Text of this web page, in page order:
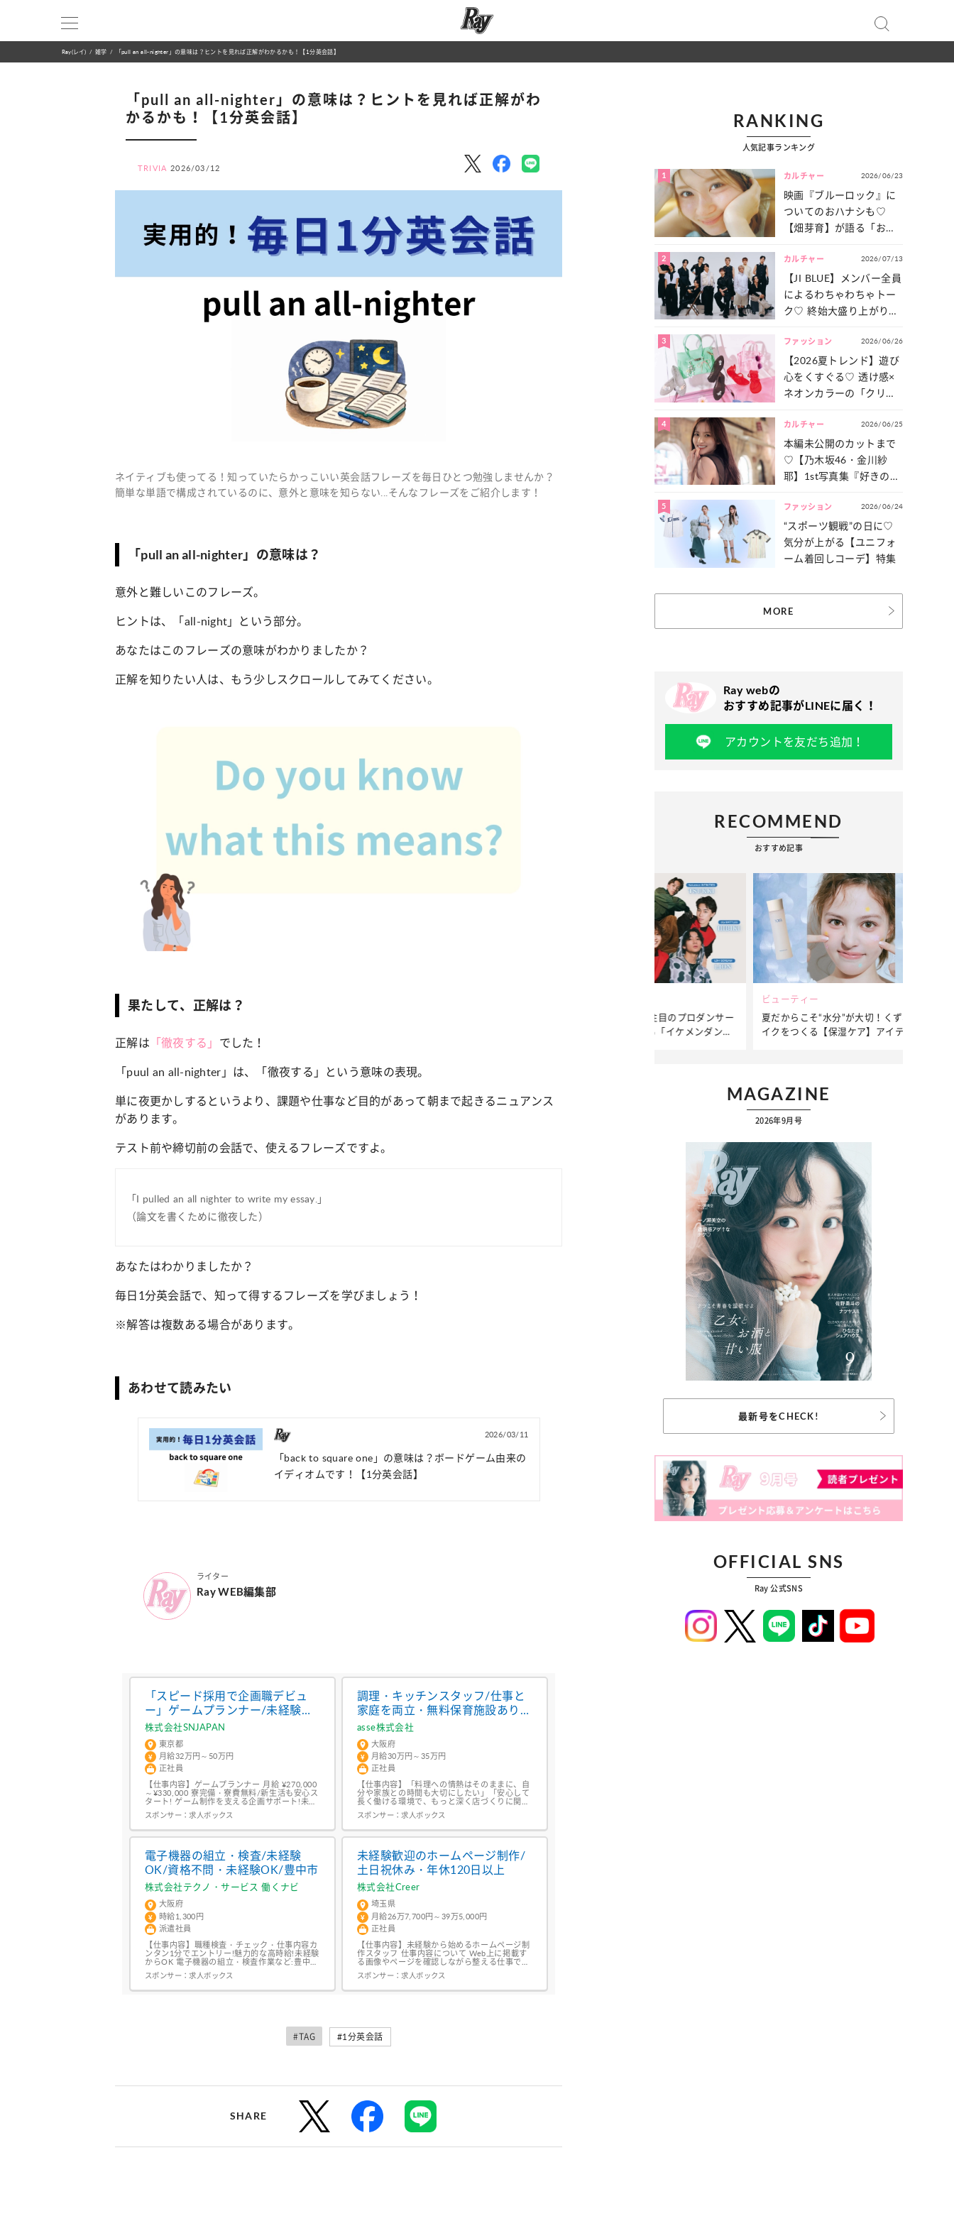
Ray(レイ) 雑学 「pull an all-nighter」の意味は？ヒントを見れば正解がわかるかも！【1分英会話】
「pull an all-nighter」の意味は？ヒントを見れば正解がわ
かるかも！【1分英会話】
TRIVIA 2026/03/12
ネイティブも使ってる！知っていたらかっこいい英会話フレーズを毎日ひとつ勉強しませんか？
簡単な単語で構成されているのに、意外と意味を知らない...そんなフレーズをご紹介します！
「pull an all-nighter」の意味は？
意外と難しいこのフレーズ。
ヒントは、「all-night」という部分。
あなたはこのフレーズの意味がわかりましたか？
正解を知りたい人は、もう少しスクロールしてみてください。
果たして、正解は？
正解は 「徹夜する 」 でした！
「puul an all-nighter」は、「徹夜する」という意味の表現。
単に夜更かしするというより、課題や仕事など目的があって朝まで起きるニュアンス
があります。
テスト前や締切前の会話で、使えるフレーズですよ。
「I pulled an all nighter to write my essay.」
（論文を書くために徹夜した）
あなたはわかりましたか？
毎日1分英会話で、知って得するフレーズを学びましょう！
※解答は複数ある場合があります。
あわせて読みたい
2026/03/11
「back to square one」の意味は？ボードゲーム由来の
イディオムです！【1分英会話】
ライター
Ray WEB編集部
「スピード採用で企画職デビュ
ー」ゲームプランナー/未経験
OK/研修充実/キャリアアップ支
援/20~30代活躍中
株式会社SNJAPAN
東京都
月給32万円～50万円
正社員
【仕事内容】ゲームプランナー 月給 ¥270,000
～¥330,000 寮完備・寮費無料/新生活も安心ス
タート! ゲーム制作を支える企画サポート!未経
験OK 企画職に挑戦したい方歓迎です 仕事内容
ゲーム企画のサポート業務です! 資料やデータ
を確認 内容を入力・整理 進捗をまとめて担当
者へ共有 シンプル作業で安心 研修制度充実 コ
スポンサー：求人ボックス
調理・キッチンスタッフ/仕事と
家庭を両立・無料保育施設あり/
月給300,000円〜・独立支援
asse株式会社
大阪府
月給30万円～35万円
正社員
【仕事内容】「料理への情熱はそのままに、自
分や家族との時間も大切にしたい」「安心して
長く働ける環境で、もっと深く店づくりに関わ
りたい」 そんな貴方にぴったりのポジション
です。入社後は、配属先の店舗にて仕込みから
調理、盛り付けなどキッチン業務全般をお任せ
します。これまでの経験や得意分野に応じたポ
や厨房内のオペレーションをつかんでいただき
ます。スピード...
スポンサー：求人ボックス
電子機器の組立・検査/未経験
OK/資格不問・未経験OK/豊中市
株式会社テクノ・サービス 働くナビ
大阪府
時給1,300円
派遣社員
【仕事内容】職種検査・チェック・仕事内容カ
ンタン1分でエントリー!魅力的な高時給!未経験
からOK 電子機器の組立・検査作業など:豊中市
電子機器の組立、調整、検査機での光と音の検
査、測定結果をPC(Excelフォーマット)に入力
スポンサー：求人ボックス
未経験歓迎のホームページ制作/
土日祝休み・年休120日以上
株式会社Creer
埼玉県
月給26万7,700円～39万5,000円
正社員
【仕事内容】未経験から始めるホームページ制
作スタッフ 仕事内容について Web上に掲載す
る画像やページを確認しながら整える仕事で
す。 主な担当業務 制作補助:ページ内の画像・
文章配置 調整作業:見出しやボタン周りのデザ
スポンサー：求人ボックス
#TAG #1分英会話
SHARE
RANKING
人気記事ランキング
1 カルチャー 2026/06/23
映画『ブルーロック』に
ついてのおハナシも♡
【畑芽育】が語る「お仕
は？
2 カルチャー 2026/07/13
【JI BLUE】メンバー全員
によるわちゃわちゃトー
ク♡ 終始大盛り上がりだ
一気見せ！
3 ファッション 2026/06/26
【2026夏トレンド】遊び
心をくすぐる♡ 透け感×
ネオンカラーの「クリア
4 カルチャー 2026/06/25
本編未公開のカットまで
♡【乃木坂46・金川紗
耶】1st写真集『好きのグ
たっぷりとお届け！
5 ファッション 2026/06/24
“スポーツ観戦”の日に♡
気分が上がる【ユニフォ
ーム着回しコーデ】特集
MORE
Ray webの
おすすめ記事がLINEに届く！
アカウントを友だち追加！
RECOMMEND
おすすめ記事
カルチャー
“憧れワンピ”を着るきっかけに♡ おしゃ
【Dリーグ】Ray世代注目のプロダンサー
集団♡ 各チームを彩る「イケメンダンサ
夏だからこそ“水分”が大切！くずれないメ
イクをつくる【保湿ケア】アイテム3選
簡単アレン
ぷりの【そ
MAGAZINE
2026年9月号
最新号をCHECK!
OFFICIAL SNS
Ray 公式SNS